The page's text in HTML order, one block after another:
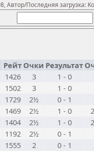
Автор/Последняя загрузка:
Рейт Очки Результат
1426 3 1 - 0
1502 3 1 - 0
1729 2½ 0 - 1
1469 2½ 1 - 0
1404 2½ 1 - 0
1192 2½ 0 - 1
1555 2 0 - 1